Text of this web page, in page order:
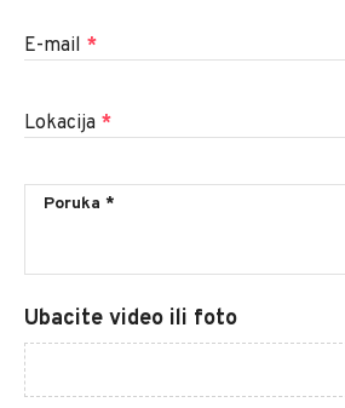
E-mail *
Lokacija *
Ubacite video ili foto